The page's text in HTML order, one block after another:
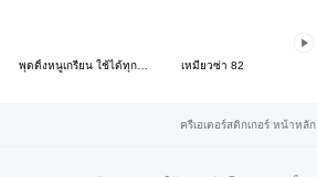
เหมียวซ่า 82
ครีเอเตอร์สติกเกอร์ หน้าหลัก